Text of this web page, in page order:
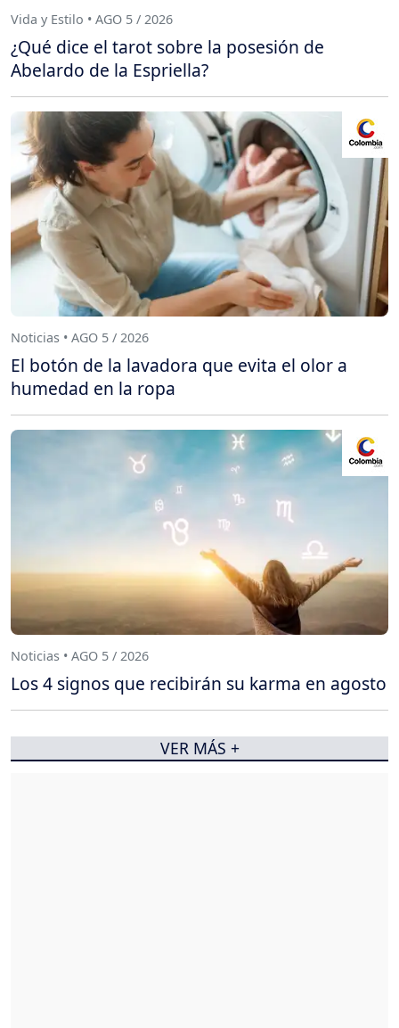
Vida y Estilo • AGO 5 / 2026
¿Qué dice el tarot sobre la posesión de
Abelardo de la Espriella?
Noticias • AGO 5 / 2026
El botón de la lavadora que evita el olor a
humedad en la ropa
Noticias • AGO 5 / 2026
Los 4 signos que recibirán su karma en agosto
VER MÁS +